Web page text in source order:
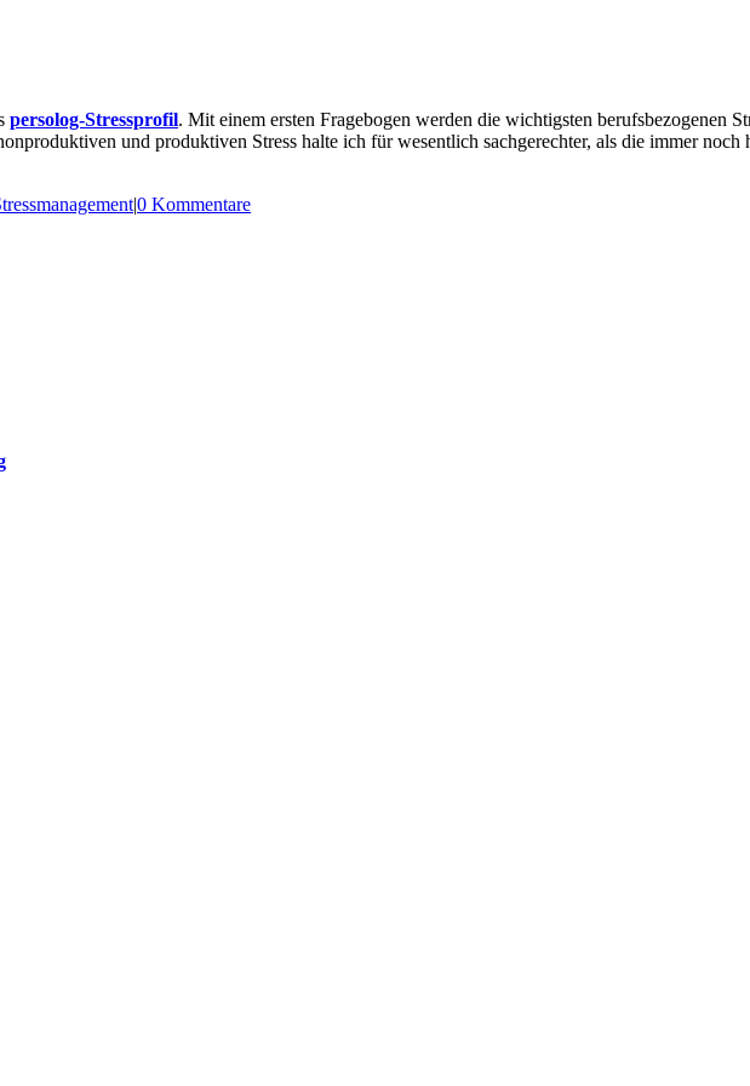
persolog-Stressprofil. Mit einem ersten Fragebogen werden die wichtigsten berufsbezogenen
und produktiven Stress halte ich für wesentlich sachgerechter, als die immer
|0 Kommentare